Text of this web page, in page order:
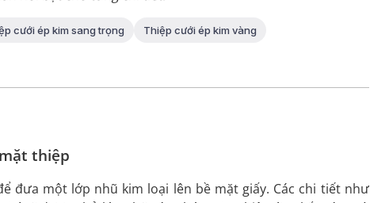
cưới ép kim sang trọng
Thiệp cưới ép kim vàng
thiệp
đưa một lớp nhũ kim loại lên bề mặt giấy. Các chi tiết như